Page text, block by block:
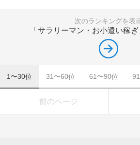
次のランキングを表
「サラリーマン・お小遣い稼ぎ
1〜30位 31〜60位 61〜90位
前のページ